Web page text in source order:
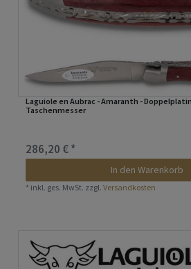
Laguiole en Aubrac - Amaranth -
Taschenmesser
286,20 € *
In den Warenkorb
* inkl. ges. MwSt. zzgl.Versandkosten